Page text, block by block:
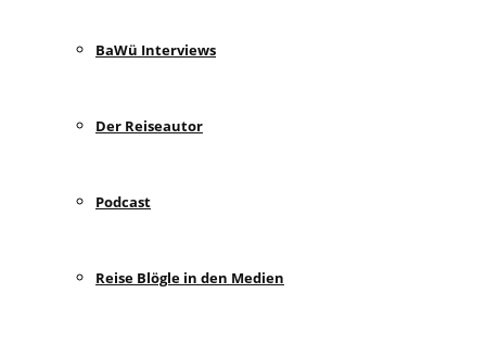
BaWü Interviews
Der Reiseautor
Podcast
Reise Blögle in den Medien